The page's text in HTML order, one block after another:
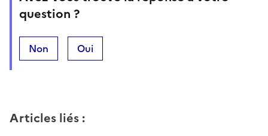
question ?
Non Oui
Articles liés :